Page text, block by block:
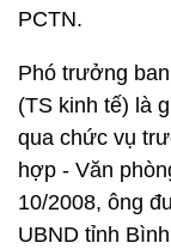
PCTN.
Phó trưởng
(TS kinh tế) là
qua chức vụ
hợp - Văn
10/2008, ông
UBND tỉnh